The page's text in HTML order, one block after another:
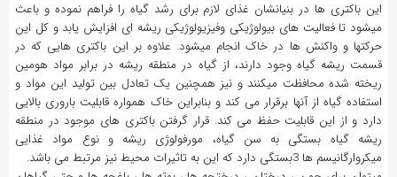
این باکتری ها در بنیانشان غذای لازم برای رشد گیاه را فراهم نموده و باعث
میشود تا فعالیت های بیولوژیکی وفیزیولوژیکی ریشه ای افزایش یابد و کل این
حرکتها و واکنش ها در خاک انجام میشود. علاوه بر این باکتری هایی که در
قسمت ریشه گیاه وجود دارند، از گیاه در منطقه ریشه در برابر مواد هومین
ریخته شده محافظت میکنند و نیز همچنین یک تعادل بین تولید این مواد و
استفاده گیاه از آنها برقرار می کند و بنابراین خاک همواره قابلیت باروری بالایی
دارد و از این قابلیت حفظ می کند. قرار گرفتن باکتری های موجود در منطقه
ریشه گیاه بستگی به سن گیاه، مورفولوژی ریشه و نوع مواد غذایی
میکروارگانیسم ها 3بستگی دارد که این به تاثیرات محیط نیز مرتبط می باشد.